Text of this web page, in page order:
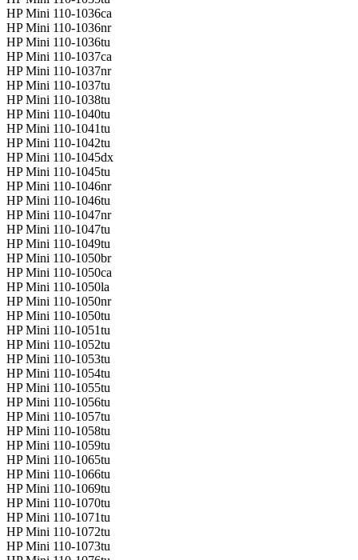
HP Mini 110-1036ca
HP Mini 110-1036nr
HP Mini 110-1036tu
HP Mini 110-1037ca
HP Mini 110-1037nr
HP Mini 110-1037tu
HP Mini 110-1038tu
HP Mini 110-1040tu
HP Mini 110-1041tu
HP Mini 110-1042tu
HP Mini 110-1045dx
HP Mini 110-1045tu
HP Mini 110-1046nr
HP Mini 110-1046tu
HP Mini 110-1047nr
HP Mini 110-1047tu
HP Mini 110-1049tu
HP Mini 110-1050br
HP Mini 110-1050ca
HP Mini 110-1050la
HP Mini 110-1050nr
HP Mini 110-1050tu
HP Mini 110-1051tu
HP Mini 110-1052tu
HP Mini 110-1053tu
HP Mini 110-1054tu
HP Mini 110-1055tu
HP Mini 110-1056tu
HP Mini 110-1057tu
HP Mini 110-1058tu
HP Mini 110-1059tu
HP Mini 110-1065tu
HP Mini 110-1066tu
HP Mini 110-1069tu
HP Mini 110-1070tu
HP Mini 110-1071tu
HP Mini 110-1072tu
HP Mini 110-1073tu